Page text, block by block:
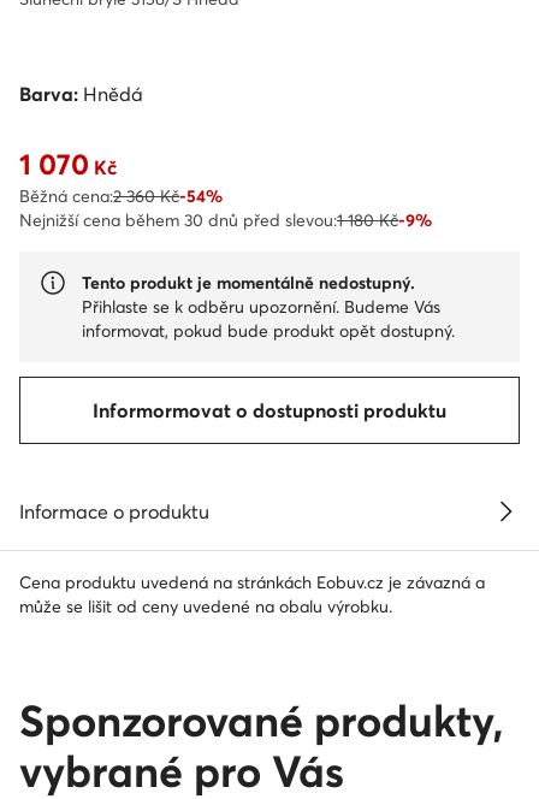
Barva: Hnědá
Aktuální cena 1 070 Kč
1 070 Kč
Běžná cena:2 360 Kč-54%
Nejnižší cena během 30 dnů před slevou:1 180 Kč-9%
Tento produkt je momentálně nedostupný.
Přihlaste se k odběru upozornění. Budeme Vás
informovat, pokud bude produkt opět dostupný.
Informormovat o dostupnosti produktu
Informace o produktu
Cena produktu uvedená na stránkách Eobuv.cz je závazná a
může se lišit od ceny uvedené na obalu výrobku.
Sponzorované produkty,
vybrané pro Vás